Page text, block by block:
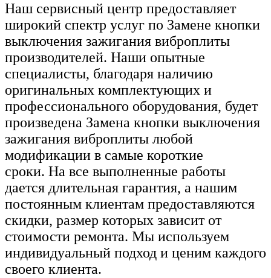
Наш сервисный центр предоставляет
широкий спектр услуг по Замене кнопки
выключения зажигания виброплиты
производителей. Наши опытные
специалисты, благодаря наличию
оригинальных комплектующих и
профессионального оборудования, будет
произведена Замена кнопки выключения
зажигания виброплиты любой
модификации в самые короткие
сроки. На все выполненные работы
дается длительная гарантия, а нашим
постоянным клиентам предоставляются
скидки, размер которых зависит от
стоимости ремонта. Мы используем
индивидуальный подход и ценим каждого
своего клиента.